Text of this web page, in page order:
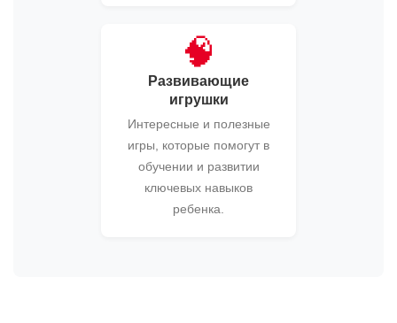
🧠
Развивающие
игрушки
Интересные и полезные
игры, которые помогут в
обучении и развитии
ключевых навыков
ребенка.